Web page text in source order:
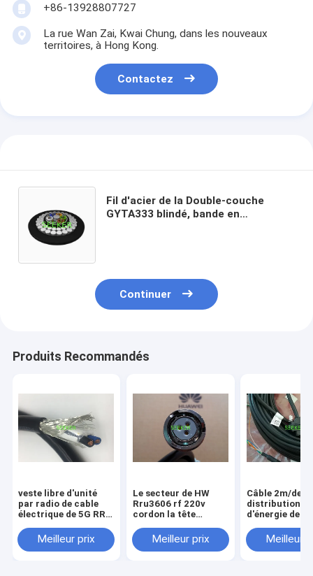
+86-13928807727
La rue Wan Zai, Kwai Chung, dans les nouveaux
territoires, à Hong Kong.
Contactez
Fil d'acier de la Double-couche
GYTA333 blindé, bande en
Continuer
Produits Recommandés
veste libre d'unité
par radio de cable
électrique de 5G RRU
d'halogène à
distance de câble
Meilleur prix
Le secteur de HW
Rru3606 rf 220v
cordon la tête
Rru de trou du câble
trois
Meilleur prix
Câble 2m/de
distribution
d'énergie de
de Rru
adaptée aux
Meilleur